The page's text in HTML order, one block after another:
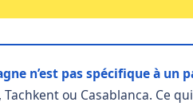
n’est pas spécifique à un
ou Casablanca. Ce qui